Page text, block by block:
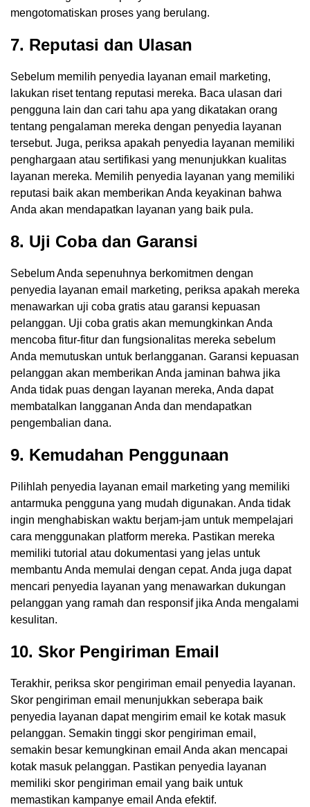
mengotomatiskan proses yang berulang.
7. Reputasi dan Ulasan
Sebelum memilih penyedia layanan email marketing,
lakukan riset tentang reputasi mereka. Baca ulasan dari
pengguna lain dan cari tahu apa yang dikatakan orang
tentang pengalaman mereka dengan penyedia layanan
tersebut. Juga, periksa apakah penyedia layanan memiliki
penghargaan atau sertifikasi yang menunjukkan kualitas
layanan mereka. Memilih penyedia layanan yang memiliki
reputasi baik akan memberikan Anda keyakinan bahwa
Anda akan mendapatkan layanan yang baik pula.
8. Uji Coba dan Garansi
Sebelum Anda sepenuhnya berkomitmen dengan
penyedia layanan email marketing, periksa apakah mereka
menawarkan uji coba gratis atau garansi kepuasan
pelanggan. Uji coba gratis akan memungkinkan Anda
mencoba fitur-fitur dan fungsionalitas mereka sebelum
Anda memutuskan untuk berlangganan. Garansi kepuasan
pelanggan akan memberikan Anda jaminan bahwa jika
Anda tidak puas dengan layanan mereka, Anda dapat
membatalkan langganan Anda dan mendapatkan
pengembalian dana.
9. Kemudahan Penggunaan
Pilihlah penyedia layanan email marketing yang memiliki
antarmuka pengguna yang mudah digunakan. Anda tidak
ingin menghabiskan waktu berjam-jam untuk mempelajari
cara menggunakan platform mereka. Pastikan mereka
memiliki tutorial atau dokumentasi yang jelas untuk
membantu Anda memulai dengan cepat. Anda juga dapat
mencari penyedia layanan yang menawarkan dukungan
pelanggan yang ramah dan responsif jika Anda mengalami
kesulitan.
10. Skor Pengiriman Email
Terakhir, periksa skor pengiriman email penyedia layanan.
Skor pengiriman email menunjukkan seberapa baik
penyedia layanan dapat mengirim email ke kotak masuk
pelanggan. Semakin tinggi skor pengiriman email,
semakin besar kemungkinan email Anda akan mencapai
kotak masuk pelanggan. Pastikan penyedia layanan
memiliki skor pengiriman email yang baik untuk
memastikan kampanye email Anda efektif.